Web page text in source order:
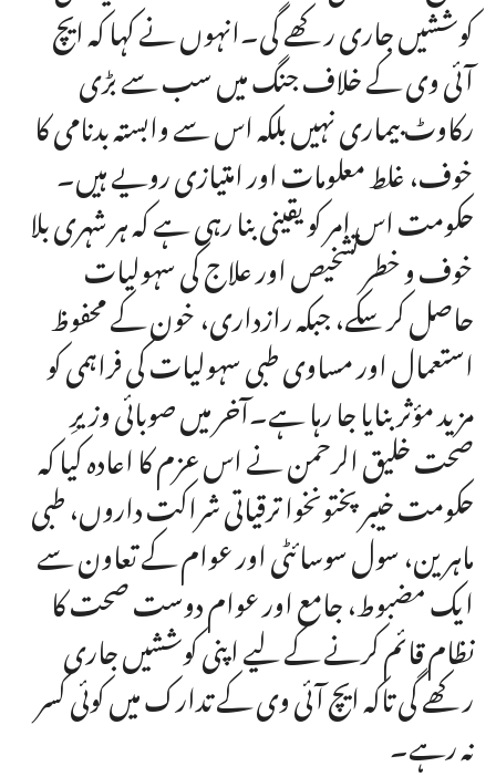
کوششیں جاری رکھے گی۔انہوں نے کہا کہ ایچ
آئی وی کے خلاف جنگ میں سب سے بڑی
رکاوٹ بیماری نہیں بلکہ اس سے وابستہ بدنامی کا
خوف، غلط معلومات اور امتیازی رویے ہیں۔
حکومت اس امر کو یقینی بنا رہی ہے کہ ہر شہری بلا
خوف و خطر تشخیص اور علاج کی سہولیات
حاصل کر سکے، جبکہ رازداری، خون کے محفوظ
استعمال اور مساوی طبی سہولیات کی فراہمی کو
مزید مؤثر بنایا جا رہا ہے۔آخر میں صوبائی وزیرِ
صحت خلیق الرحمن نے اس عزم کا اعادہ کیا کہ
حکومت خیبرپختونخوا ترقیاتی شراکت داروں، طبی
ماہرین، سول سوسائٹی اور عوام کے تعاون سے
ایک مضبوط، جامع اور عوام دوست صحت کا
نظام قائم کرنے کے لیے اپنی کوششیں جاری
رکھے گی تاکہ ایچ آئی وی کے تدارک میں کوئی کسر
نہ رہے۔